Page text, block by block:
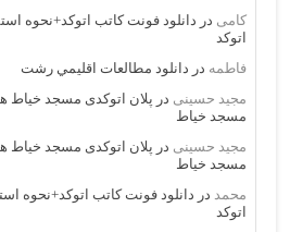
کامی در دانلود فونت کاتب اتوکد+نحوه
اتوکد
فاطمه در دانلود مطالعات اقليمي رشت
مجید حسینی در پلان اتوکدی مسجد خیاط
مسجد خیاط
مجید حسینی در پلان اتوکدی مسجد خیاط
مسجد خیاط
محمد در دانلود فونت کاتب اتوکد+نحوه
اتوکد